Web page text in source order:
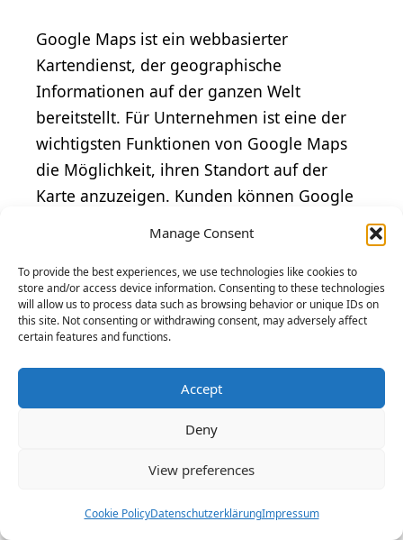
Manage Consent
To provide the best experiences, we use technologies like cookies to
store and/or access device information. Consenting to these technologies
will allow us to process data such as browsing behavior or unique IDs on
this site. Not consenting or withdrawing consent, may adversely affect
certain features and functions.
Accept
Deny
View preferences
Cookie PolicyDatenschutzerklärungImpressum
Google Maps ist ein webbasierter
Kartendienst, der geographische
Informationen auf der ganzen Welt
bereitstellt. Für Unternehmen ist eine der
wichtigsten Funktionen von Google Maps
die Möglichkeit, ihren Standort auf der
Karte anzuzeigen. Kunden können Google
zu suchen, Wegbeschreibungen zu erhalten
und Bewertungen und Fotos zu sehen, die
andere Kunden geteilt haben.
auf Google, einschließlich Google Maps
und Google Search, zu verwalten. Mit
Unternehmen ihre Geschäftsinformationen
wie Name, Adresse, Öffnungszeiten,